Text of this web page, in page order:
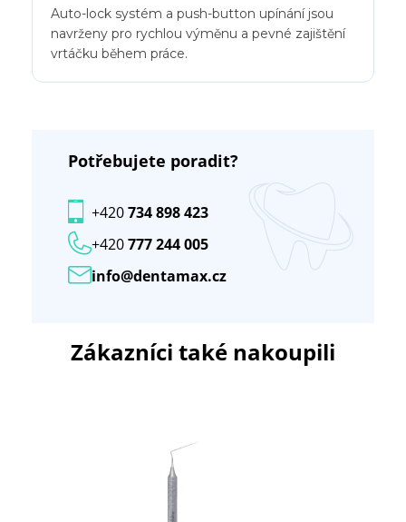
Auto-lock systém a push-button upínání jsou
navrženy pro rychlou výměnu a pevné zajištění
vrtáčku během práce.
Potřebujete poradit?
info@dentamax.cz
+420777 244 005
+420734 898 423
Zákazníci také nakoupili